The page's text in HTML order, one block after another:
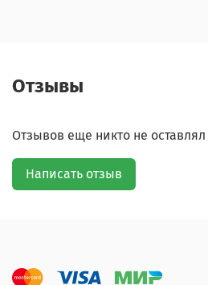
Отзывы
Отзывов еще никто не оставлял
Написать отзыв